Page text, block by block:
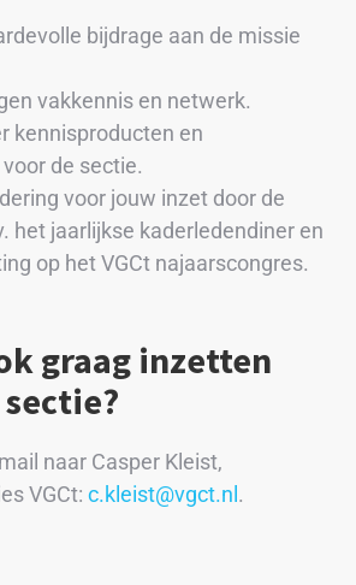
bijdrage aan de missie
vakkennis en netwerk.
kennisproducten en
de sectie.
voor jouw inzet door de
het jaarlijkse kaderledendiner en
op het VGCt najaarscongres.
graag inzetten
naar Casper Kleist,
VGCt: c.kleist@vgct.nl .